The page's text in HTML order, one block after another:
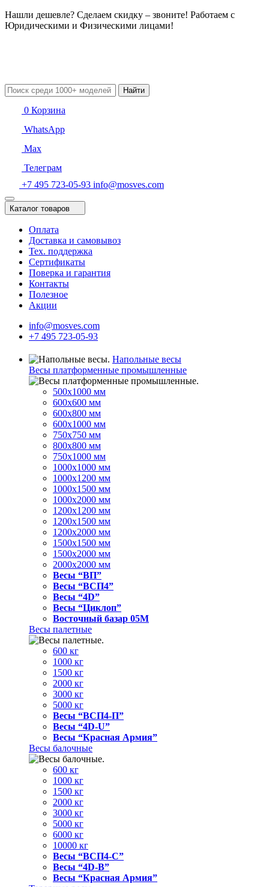
Нашли дешевле? Сделаем скидку – звоните! Работаем с
Юридическими и Физическими лицами!
Найти
0 Корзина
WhatsApp
Max
Телеграм
+7 495 723-05-93 info@mosves.com
Каталог товаров
Оплата
Доставка и самовывоз
Тех. поддержка
Сертификаты
Поверка и гарантия
Контакты
Полезное
Акции
info@mosves.com
+7 495 723-05-93
Напольные весы
Весы платформенные промышленные
500x1000 мм
600x600 мм
600x800 мм
600x1000 мм
750x750 мм
800x800 мм
750x1000 мм
1000x1000 мм
1000x1200 мм
1000x1500 мм
1000x2000 мм
1200x1200 мм
1200x1500 мм
1200x2000 мм
1500x1500 мм
1500x2000 мм
2000x2000 мм
Весы “ВП”
Весы “ВСП4”
Весы “4D”
Весы “Циклоп”
Восточный базар 05M
Весы палетные
600 кг
1000 кг
1500 кг
2000 кг
3000 кг
5000 кг
Весы “ВСП4-П”
Весы “4D-U”
Весы “Красная Армия”
Весы балочные
600 кг
1000 кг
1500 кг
2000 кг
3000 кг
5000 кг
6000 кг
10000 кг
Весы “ВСП4-С”
Весы “4D-В”
Весы “Красная Армия”